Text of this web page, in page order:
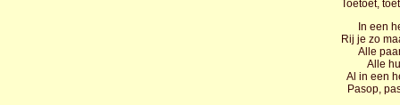
Toetoet,
In een
Rij je zo
Alle
Alle
Al in een
Pasop,